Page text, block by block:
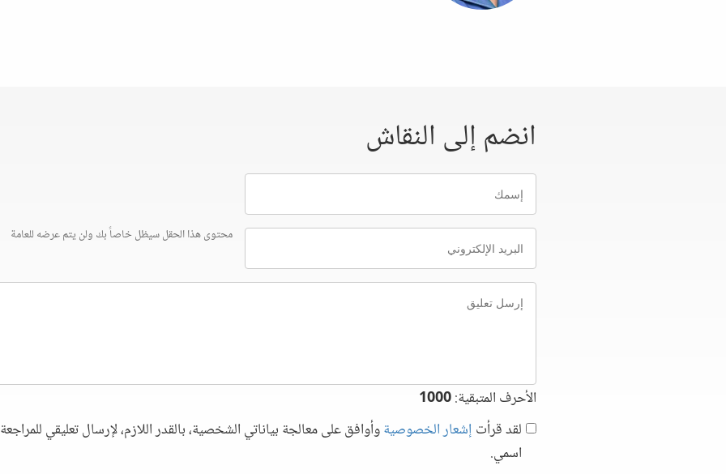
انضم إلى النقاش
إسمك
البريد
الإلكتروني
محتوى هذا الحقل سيظل خاصاً بك ولن يتم عرضه للعامة
إرسل
تعليق
الأحرف المتبقية:1000
لقد قرأت إشعار الخصوصيةوأوافق على معالجة بياناتي الشخصية، بالقدر اللازم، لإرسال تعليقي
اسمي.